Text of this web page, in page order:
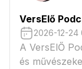
VersElő
2026-12-24
A VersElŐ
és